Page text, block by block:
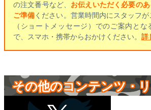
の注文番号など、 お伝えいただく必要の
ご準備ください。営業時間内にスタッフ
（ショートメッセージ）でのご案内と
で、スマホ・携帯からおかけください。 詳
その他のコンテンツ・